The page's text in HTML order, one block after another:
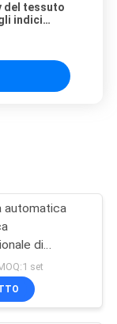
del tessuto
indici
automatica
di
tessuto del
set